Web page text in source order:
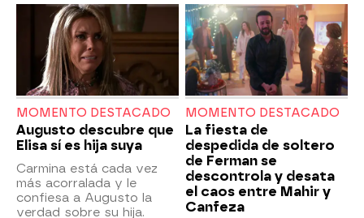
MOMENTO DESTACADO
Augusto descubre que
Elisa sí es hija suya
Carmina está cada vez
más acorralada y le
confiesa a Augusto la
verdad sobre su hija.
MOMENTO DESTACADO
La fiesta de
despedida de soltero
de Ferman se
descontrola y desata
el caos entre Mahir y
Canfeza